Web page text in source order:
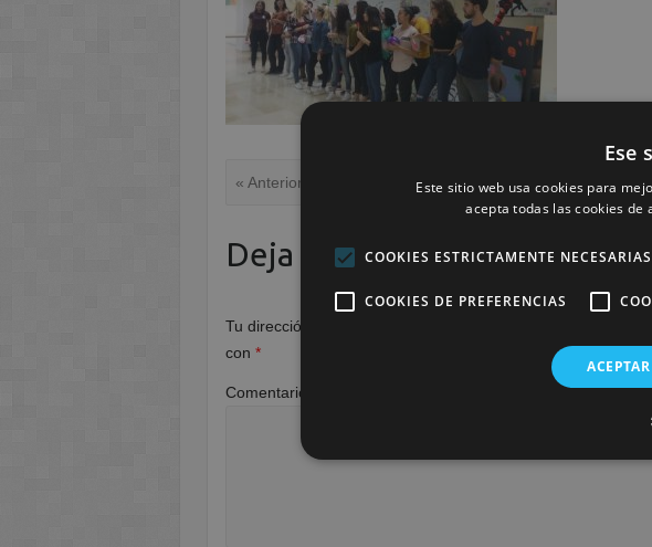
« Anterior
Deja una respuesta
Tu dirección de correo electrónico no será publicada.
con*
Comentario
Ese
Este sitio web usa cookies para
acepta todas las cookies de
COOKIES ESTRICTAMENTE NECESARIAS
COOKIES DE PREFERENCIAS